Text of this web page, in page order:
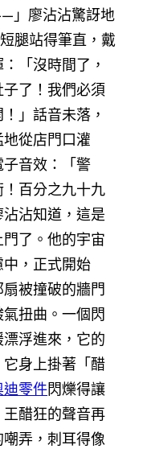
」廖沾沾驚訝地
腿站得筆直，戴
「沒時間了，
了！我們必須
」話音未落，
從店門口灌
音效：「警
百分之九十九
沾知道，這是
了。他的宇宙
，正式開始
被撞破的牆門
扭曲。一個閃
浮進來，它的
身上掛著「醋
迪零件閃爍得讓
醋狂的聲音再
弄，刺耳得像